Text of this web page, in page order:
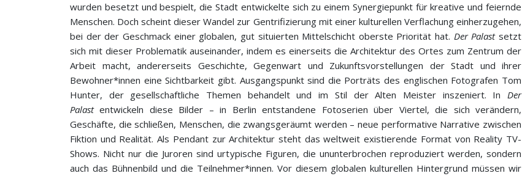
wurden besetzt und bespielt, die Stadt entwickelte sich zu einem Synergiepunkt für kreative und feiernde
Menschen. Doch scheint dieser Wandel zur Gentrifizierung mit einer kulturellen Verflachung einherzugehen,
bei der der Geschmack einer globalen, gut situierten Mittelschicht oberste Priorität hat. Der Palastsetzt
sich mit dieser Problematik auseinander, indem es einerseits die Architektur des Ortes zum Zentrum der
Arbeit macht, andererseits Geschichte, Gegenwart und Zukunftsvorstellungen der Stadt und ihrer
Bewohner*innen eine Sichtbarkeit gibt. Ausgangspunkt sind die Porträts des englischen Fotografen Tom
Hunter, der gesellschaftliche Themen behandelt und im Stil der Alten Meister inszeniert. In Der
Palastentwickeln diese Bilder – in Berlin entstandene Fotoserien über Viertel, die sich verändern,
Geschäfte, die schließen, Menschen, die zwangsgeräumt werden – neue performative Narrative zwischen
Fiktion und Realität. Als Pendant zur Architektur steht das weltweit existierende Format von Reality TV-
Shows. Nicht nur die Juroren sind urtypische Figuren, die ununterbrochen reproduziert werden, sondern
auch das Bühnenbild und die Teilnehmer*innen. Vor diesem globalen kulturellen Hintergrund müssen wir